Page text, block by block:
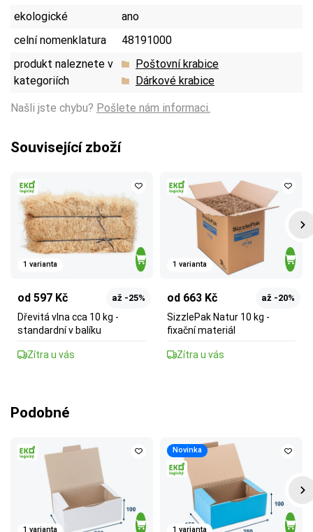
ekologické
ano
celní nomenklatura
48191000
produkt naleznete v
kategoriích
Poštovní krabice
Dárkové krabice
Našli jste chybu? Pošlete nám informaci.
Související zboží
1 varianta
od 597 Kč až -25%
Dřevitá vlna cca 10 kg -
standardní v balíku
Zítra u vás
1 varianta
od 663 Kč až -20%
SizzlePak Natur 10 kg -
fixační materiál
Zítra u vás
Podobné
1 varianta
Novinka
1 varianta